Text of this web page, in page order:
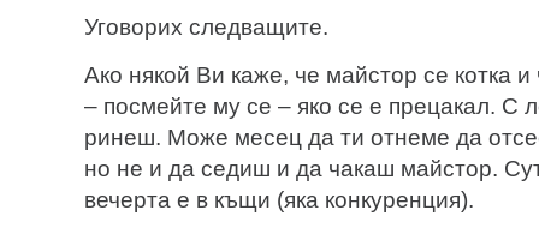
Уговорих следващите.
Ако някой Ви каже, че майстор се котка
– посмейте му се – яко се е прецакал. С
ринеш. Може месец да ти отнеме да
но не и да седиш и да чакаш майстор.
вечерта е в къщи (яка конкуренция).